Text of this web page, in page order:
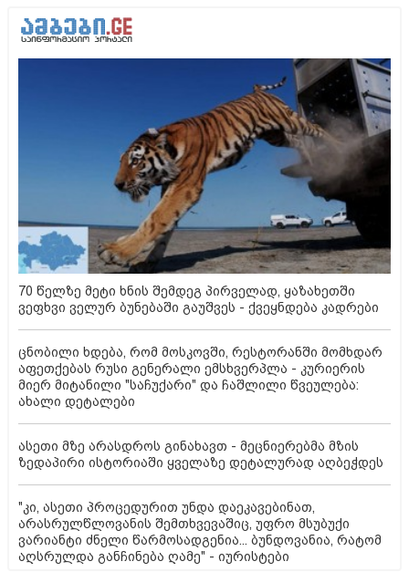
70 წელზე მეტი ხნის შემდეგ პირველად, ყაზახეთში
ვეფხვი ველურ ბუნებაში გაუშვეს - ქვეყნდება კადრები
ცნობილი ხდება, რომ მოსკოვში, რესტორანში მომხდარ
აფეთქებას რუსი გენერალი ემსხვერპლა - კურიერის
მიერ მიტანილი "საჩუქარი" და ჩაშლილი წვეულება:
ახალი დეტალები
ასეთი მზე არასდროს გინახავთ - მეცნიერებმა მზის
ზედაპირი ისტორიაში ყველაზე დეტალურად აღბეჭდეს
"კი, ასეთი პროცედურით უნდა დაეკავებინათ,
არასრულწლოვანის შემთხვევაშიც, უფრო მსუბუქი
ვარიანტი ძნელი წარმოსადგენია... ბუნდოვანია, რატომ
აღსრულდა განჩინება ღამე" - იურისტები